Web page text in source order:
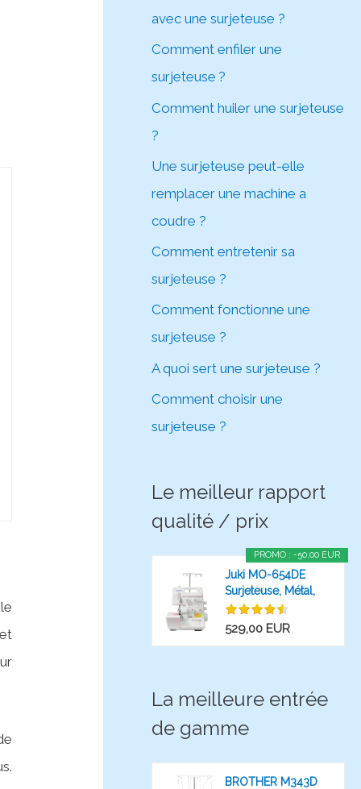
avec une surjeteuse ?
Comment enfiler une
surjeteuse ?
Comment huiler une surjeteuse
?
Une surjeteuse peut-elle
remplacer une machine a
coudre ?
Comment entretenir sa
surjeteuse ?
Comment fonctionne une
surjeteuse ?
A quoi sert une surjeteuse ?
Comment choisir une
surjeteuse ?
Le meilleur rapport
qualité / prix
PROMO : -50,00 EUR
Juki MO-654DE
Surjeteuse, Métal,
Blanc, 34 x 27 x...
529,00 EUR
La meilleure entrée
de gamme
BROTHER M343D